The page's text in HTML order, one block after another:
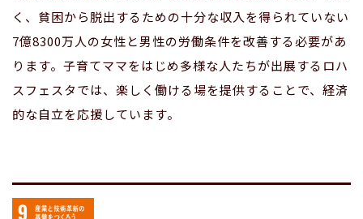
く、貧困から脱出するための十分な収入を得られていない
7億8300万人の女性と男性の労働条件を改善する必要があ
ります。子育てママをはじめ多様な人たちが出展するロハ
スフェスタでは、楽しく働ける場を提供することで、経済
的な自立を応援しています。